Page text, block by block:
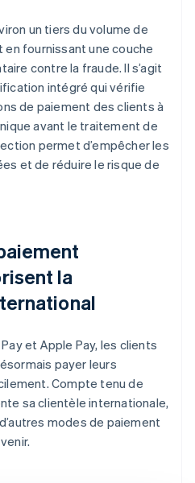
un tiers du volume de
en fournissant une couche
contre la fraude. Il s’agit
intégré qui vérifie
de paiement des clients à
avant le traitement de
permet d’empêcher les
et de réduire le risque de
la
et Apple Pay, les clients
payer leurs
Compte tenu de
sa clientèle internationale,
modes de paiement